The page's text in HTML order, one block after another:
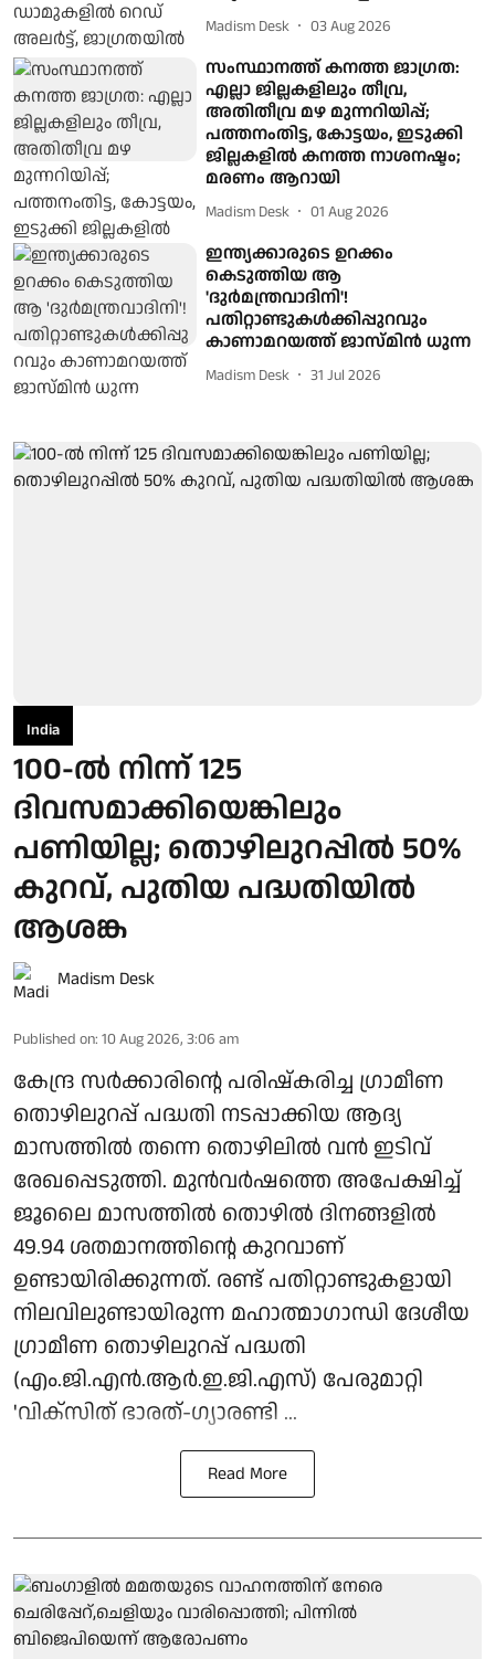
Madism Desk 03 Aug 2026
സംസ്ഥാനത്ത് കനത്ത ജാഗ്രത:
എല്ലാ ജില്ലകളിലും തീവ്ര,
അതിതീവ്ര മഴ മുന്നറിയിപ്പ്;
പത്തനംതിട്ട, കോട്ടയം, ഇടുക്കി
ജില്ലകളിൽ കനത്ത നാശനഷ്ടം;
മരണം ആറായി
Madism Desk 01 Aug 2026
ഇന്ത്യക്കാരുടെ ഉറക്കം
കെടുത്തിയ ആ
'ദുർമന്ത്രവാദിനി'!
പതിറ്റാണ്ടുകൾക്കിപ്പുറവും
കാണാമറയത്ത് ജാസ്‌മിൻ ധുന്ന
Madism Desk 31 Jul 2026
India
100-ല്‍ നിന്ന് 125
ദിവസമാക്കിയെങ്കിലും
പണിയില്ല; തൊഴിലുറപ്പില്‍ 50%
കുറവ്, പുതിയ പദ്ധതിയില്‍
ആശങ്ക
Madism Desk
Published on: 10 Aug 2026, 3:06 am
കേന്ദ്ര സര്‍ക്കാരിന്റെ പരിഷ്‌കരിച്ച ഗ്രാമീണ
തൊഴിലുറപ്പ് പദ്ധതി നടപ്പാക്കിയ ആദ്യ
മാസത്തില്‍ തന്നെ തൊഴിലില്‍ വന്‍ ഇടിവ്
രേഖപ്പെടുത്തി. മുന്‍വര്‍ഷത്തെ അപേക്ഷിച്ച്
ജൂലൈ മാസത്തില്‍ തൊഴില്‍ ദിനങ്ങളില്‍
49.94 ശതമാനത്തിന്റെ കുറവാണ്
ഉണ്ടായിരിക്കുന്നത്. രണ്ട് പതിറ്റാണ്ടുകളായി
നിലവിലുണ്ടായിരുന്ന മഹാത്മാഗാന്ധി ദേശീയ
ഗ്രാമീണ തൊഴിലുറപ്പ് പദ്ധതി
(എം.ജി.എന്‍.ആര്‍.ഇ.ജി.എസ്) പേരുമാറ്റി
'വിക്‌സിത് ഭാരത്-ഗ്യാരണ്ടി ...
Read More